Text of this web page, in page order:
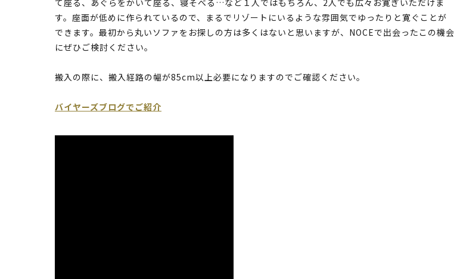
て座る、あぐらをかいて座る、寝そべる…など１人ではもちろん、2人でも広々お寛ぎいただけま
す。座面が低めに作られているので、まるでリゾートにいるような雰囲気でゆったりと寛ぐことが
できます。最初から丸いソファをお探しの方は多くはないと思いますが、NOCEで出会ったこの機会
にぜひご検討ください。
搬入の際に、搬入経路の幅が85cm以上必要になりますのでご確認ください。
バイヤーズブログでご紹介